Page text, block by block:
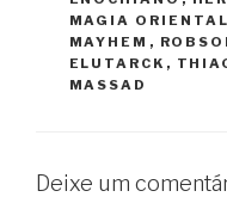
MAGIA ORIENTAL
MAYHEM ,
ELUTARCK ,
MASSAD
Deixe um